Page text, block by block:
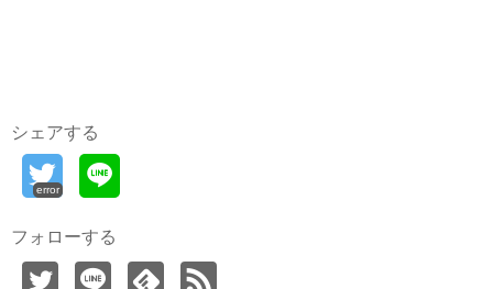
シェアする
error
フォローする